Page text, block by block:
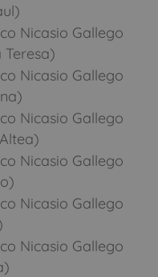
Nicasio Gallego
Nicasio Gallego
Nicasio Gallego
Nicasio Gallego
Nicasio Gallego
Nicasio Gallego